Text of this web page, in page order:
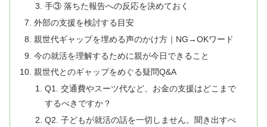
手③ 落ちた報告への反応を決めておく
外部の支援を検討する目安
親世代ギャップを埋める声のかけ方｜NG→OKワード
今の就活を理解するために親が今日できること
親世代とのギャップをめぐる疑問Q&A
Q1. 交通費やスーツ代など、お金の支援はどこまで
するべきですか？
Q2. 子どもが就活の話を一切しません。聞き出すべ